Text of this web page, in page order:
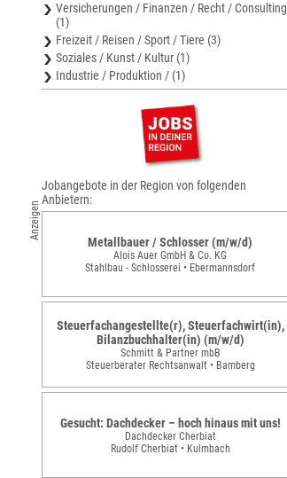
Versicherungen / Finanzen / Recht / Consulting
(1)
Freizeit / Reisen / Sport / Tiere (3)
Soziales / Kunst / Kultur (1)
Industrie / Produktion / (1)
Anzeigen
Jobangebote in der Region von folgenden
Anbietern:
Metallbauer / Schlosser (m/w/d)
Alois Auer GmbH & Co. KG
Stahlbau - Schlosserei • Ebermannsdorf
Steuerfachangestellte(r), Steuerfachwirt(in),
Bilanzbuchhalter(in) (m/w/d)
Schmitt & Partner mbB
Steuerberater Rechtsanwalt • Bamberg
Gesucht: Dachdecker – hoch hinaus mit uns!
Dachdecker Cherbiat
Rudolf Cherbiat • Kulmbach